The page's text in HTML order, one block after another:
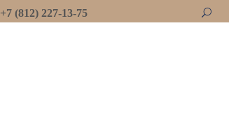
+7 (812) 227-13-75